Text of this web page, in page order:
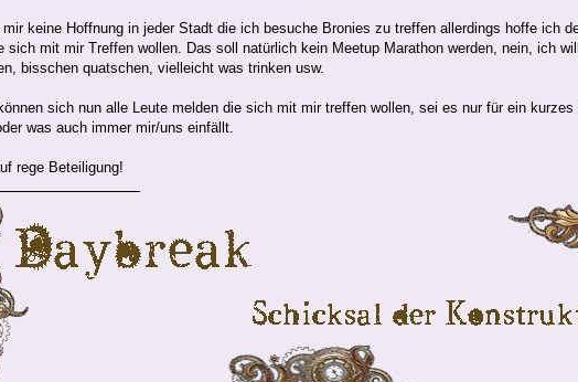
mir keine Hoffnung in jeder Stadt die ich besuche Bronies zu treffen allerdings hoffe ich
sich mit mir Treffen wollen. Das soll natürlich kein Meetup Marathon werden, nein, ich
bisschen quatschen, vielleicht was trinken usw.
sich nun alle Leute melden die sich mit mir treffen wollen, sei es nur für ein kurzes
was auch immer mir/uns einfällt.
rege Beteiligung!